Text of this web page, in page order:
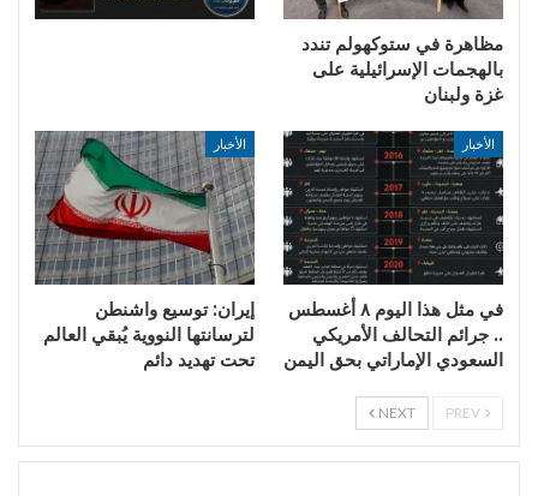
مظاهرة في ستوكهولم تندد
بالهجمات الإسرائيلية على
غزة ولبنان
الأخبار
في مثل هذا اليوم ٨ أغسطس
.. جرائم التحالف الأمريكي
السعودي الإماراتي بحق اليمن
الأخبار
إيران: توسيع واشنطن
لترسانتها النووية يُبقي العالم
تحت تهديد دائم
NEXT